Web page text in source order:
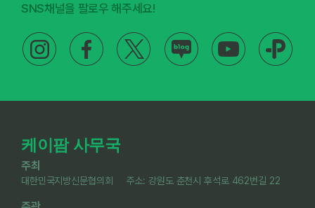
SNS채널을 팔로우 해주세요!
케이팜 사무국
주최
대한민국지방신문협의회 주소: 강원도 춘천시 후석로 462번길 22